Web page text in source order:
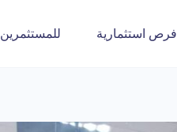
فرص استثمارية للمستثمرين